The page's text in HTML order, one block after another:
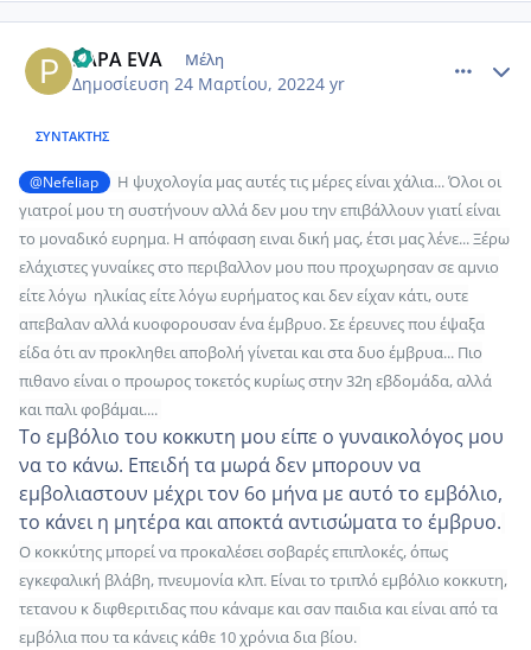
PAPA EVA Μέλη
Δημοσίευση 24 Μαρτίου, 20224 yr
ΣΥΝΤΆΚΤΗΣ
@Nefeliap
Η ψυχολογία μας αυτές τις μέρες είναι χάλια... Όλοι οι
γιατροί μου τη συστήνουν αλλά δεν μου την επιβάλλουν γιατί είναι
το μοναδικό ευρημα. Η απόφαση ειναι δική μας, έτσι μας λένε... Ξέρω
ελάχιστες γυναίκες στο περιβαλλον μου που προχωρησαν σε αμνιο
είτε λόγω ηλικίας είτε λόγω ευρήματος και δεν είχαν κάτι, ουτε
απεβαλαν αλλά κυοφορουσαν ένα έμβρυο. Σε έρευνες που έψαξα
είδα ότι αν προκληθει αποβολή γίνεται και στα δυο έμβρυα... Πιο
πιθανο είναι ο προωρος τοκετός κυρίως στην 32η εβδομάδα, αλλά
και παλι φοβάμαι....
Το εμβόλιο του κοκκυτη μου είπε ο γυναικολόγος μου
να το κάνω. Επειδή τα μωρά δεν μπορουν να
εμβολιαστουν μέχρι τον 6ο μήνα με αυτό το εμβόλιο,
το κάνει η μητέρα και αποκτά αντισώματα το έμβρυο.
Ο κοκκύτης μπορεί να προκαλέσει σοβαρές επιπλοκές, όπως
εγκεφαλική βλάβη, πνευμονία κλπ. Είναι το τριπλό εμβόλιο κοκκυτη,
τετανου κ διφθεριτιδας που κάναμε και σαν παιδια και είναι από τα
εμβόλια που τα κάνεις κάθε 10 χρόνια δια βίου.